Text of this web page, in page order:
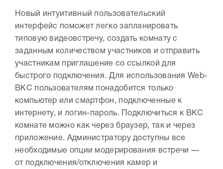
Новый интуитивный пользовательский
интерфейс поможет легко запланировать
типовую видеовстречу, создать комнату с
заданным количеством участников и отправить
участникам приглашение со ссылкой для
быстрого подключения. Для использования Web-
ВКС пользователям понадобится только
компьютер или смартфон, подключенные к
интернету, и логин-пароль. Подключиться к ВКС
комнате можно как через браузер, так и через
приложение. Администратору доступны все
необходимые опции модерирования встречи —
от подключения/отключения камер и